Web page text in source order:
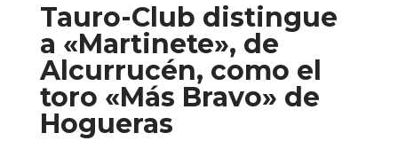
Tauro-Club distingue
a «Martinete», de
Alcurrucén, como el
toro «Más Bravo» de
Hogueras